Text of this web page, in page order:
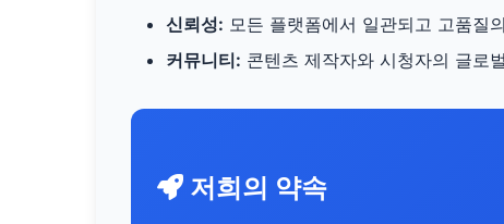
신뢰성: 모든 플랫폼에서 일관되고 고품질
커뮤니티: 콘텐츠 제작자와 시청자의 글로
저희의 약속